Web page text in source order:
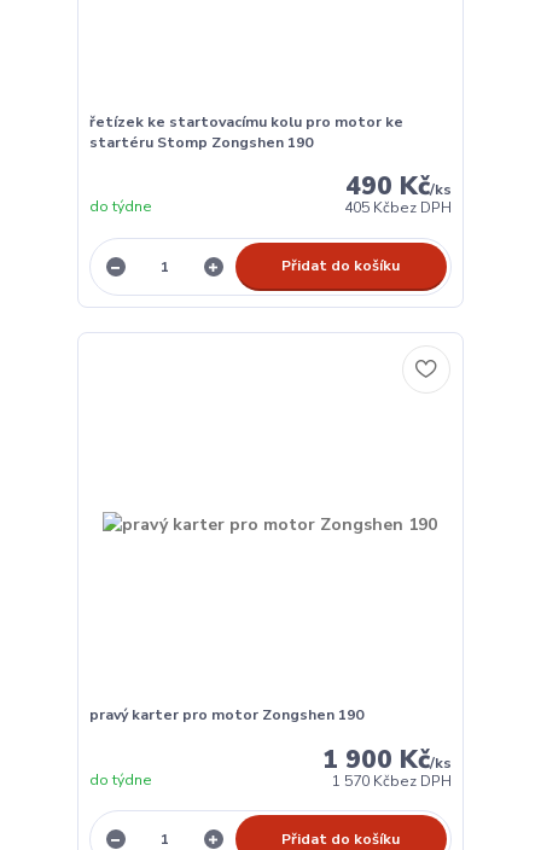
řetízek ke startovacímu kolu pro motor ke
startéru Stomp Zongshen 190
490 Kč/ks
405 Kčbez DPH
do týdne
Přidat do košíku
pravý karter pro motor Zongshen 190
1 900 Kč/ks
1 570 Kčbez DPH
do týdne
Přidat do košíku